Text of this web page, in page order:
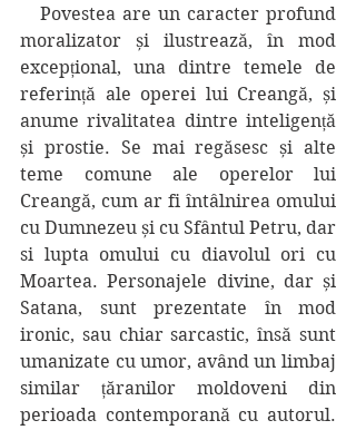
moralizator și ilustrează, în mod
excepțional, una dintre temele de
referință ale operei lui Creangă, și
anume rivalitatea dintre inteligență
și prostie. Se mai regăsesc și alte
teme comune ale operelor lui
Creangă, cum ar fi întâlnirea omului
cu Dumnezeu și cu Sfântul Petru, dar
si lupta omului cu diavolul ori cu
Moartea. Personajele divine, dar și
Satana, sunt prezentate în mod
ironic, sau chiar sarcastic, însă sunt
umanizate cu umor, având un limbaj
similar țăranilor moldoveni din